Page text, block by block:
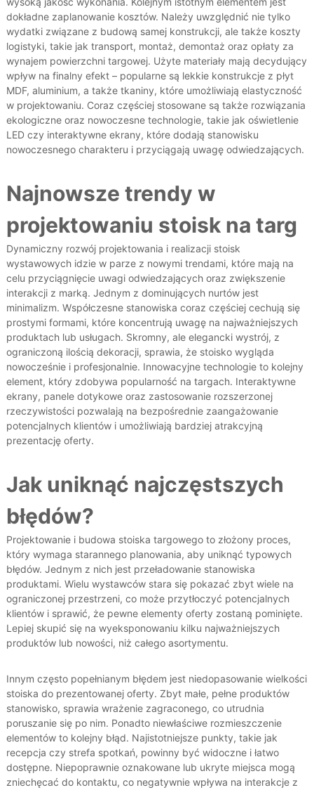
dokładne zaplanowanie kosztów. Należy uwzględnić nie tylko
wydatki związane z budową samej konstrukcji, ale także koszty
logistyki, takie jak transport, montaż, demontaż oraz opłaty za
wynajem powierzchni targowej. Użyte materiały mają decydujący
wpływ na finalny efekt – popularne są lekkie konstrukcje z płyt
MDF, aluminium, a także tkaniny, które umożliwiają elastyczność
w projektowaniu. Coraz częściej stosowane są także rozwiązania
ekologiczne oraz nowoczesne technologie, takie jak oświetlenie
LED czy interaktywne ekrany, które dodają stanowisku
nowoczesnego charakteru i przyciągają uwagę odwiedzających.
Najnowsze trendy w
projektowaniu stoisk na targ
Dynamiczny rozwój projektowania i realizacji stoisk
wystawowych idzie w parze z nowymi trendami, które mają na
celu przyciągnięcie uwagi odwiedzających oraz zwiększenie
interakcji z marką. Jednym z dominujących nurtów jest
minimalizm. Współczesne stanowiska coraz częściej cechują się
prostymi formami, które koncentrują uwagę na najważniejszych
produktach lub usługach. Skromny, ale elegancki wystrój, z
ograniczoną ilością dekoracji, sprawia, że stoisko wygląda
nowocześnie i profesjonalnie​. Innowacyjne technologie to kolejny
element, który zdobywa popularność na targach. Interaktywne
ekrany, panele dotykowe oraz zastosowanie rozszerzonej
rzeczywistości pozwalają na bezpośrednie zaangażowanie
potencjalnych klientów i umożliwiają bardziej atrakcyjną
prezentację oferty.
Jak uniknąć najczęstszych
błędów?
Projektowanie i budowa stoiska targowego to złożony proces,
który wymaga starannego planowania, aby uniknąć typowych
błędów. Jednym z nich jest przeładowanie stanowiska
produktami. Wielu wystawców stara się pokazać zbyt wiele na
ograniczonej przestrzeni, co może przytłoczyć potencjalnych
klientów i sprawić, że pewne elementy oferty zostaną pominięte.
Lepiej skupić się na wyeksponowaniu kilku najważniejszych
produktów lub nowości​, niż całego asortymentu.
Innym często popełnianym błędem jest niedopasowanie wielkości
stoiska do prezentowanej oferty. Zbyt małe, pełne produktów
stanowisko, sprawia wrażenie zagraconego, co utrudnia
poruszanie się po nim. Ponadto niewłaściwe rozmieszczenie
elementów to kolejny błąd. Najistotniejsze punkty, takie jak
recepcja czy strefa spotkań, powinny być widoczne i łatwo
dostępne. Niepoprawnie oznakowane lub ukryte miejsca mogą
zniechęcać do kontaktu, co negatywnie wpływa na interakcje z